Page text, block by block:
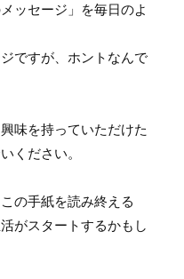
ッセージ」を毎日のよ
ですが、ホントなんで
味を持っていただけた
ください。
の手紙を読み終える
がスタートするかもし